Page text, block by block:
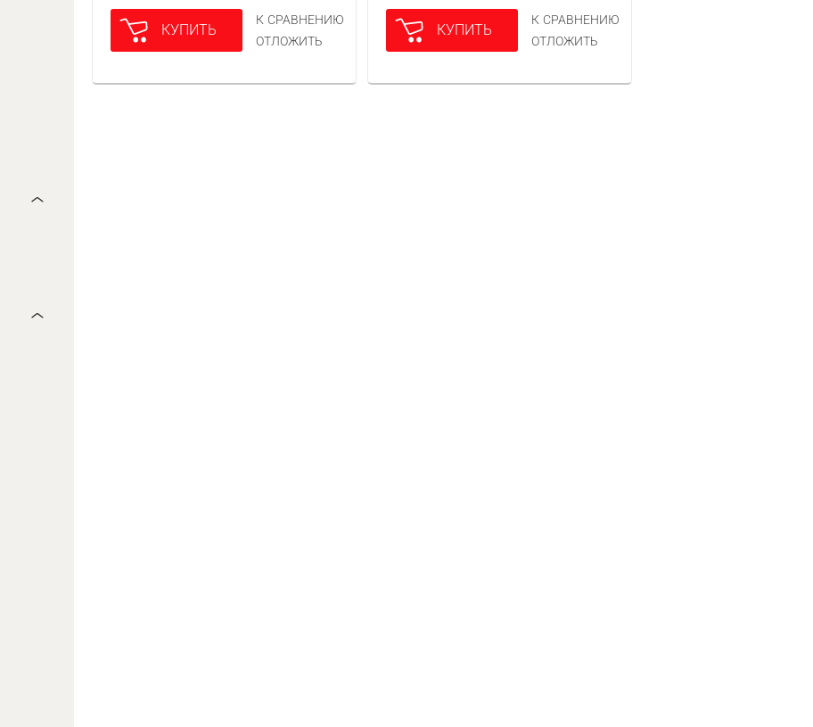
КУПИТЬ
К СРАВНЕНИЮ
ОТЛОЖИТЬ
КУПИТЬ
К СРАВНЕНИЮ
ОТЛОЖИТЬ